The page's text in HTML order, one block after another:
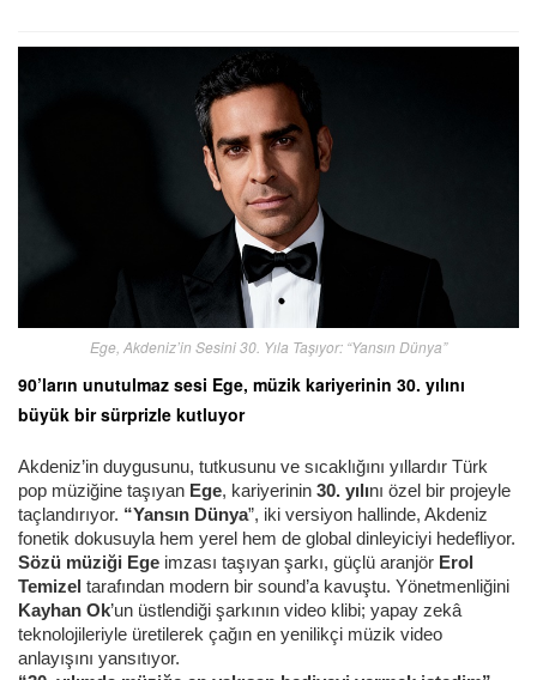
Ege, Akdeniz’in Sesini 30. Yıla Taşıyor: “Yansın Dünya”
90’ların unutulmaz sesi Ege, müzik kariyerinin 30. yılını
büyük bir sürprizle kutluyor
Akdeniz’in duygusunu, tutkusunu ve sıcaklığını yıllardır Türk
pop müziğine taşıyan Ege, kariyerinin 30. yılını özel bir projeyle
taçlandırıyor. “Yansın Dünya”, iki versiyon hallinde, Akdeniz
fonetik dokusuyla hem yerel hem de global dinleyiciyi hedefliyor.
Sözü müziği Ege imzası taşıyan şarkı, güçlü aranjör Erol
Temizel tarafından modern bir sound’a kavuştu. Yönetmenliğini
Kayhan Ok’un üstlendiği şarkının video klibi; yapay zekâ
teknolojileriyle üretilerek çağın en yenilikçi müzik video
anlayışını yansıtıyor.